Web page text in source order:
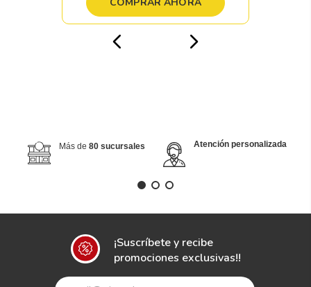
COMPRAR AHORA
Más de 80 sucursales Atención personalizada
¡Suscríbete y recibe
promociones exclusivas!!